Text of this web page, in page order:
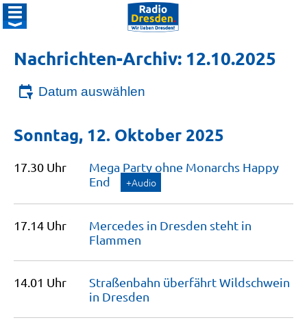
Nachrichten-Archiv: 12.10.2025
Datum auswählen
Sonntag, 12. Oktober 2025
17.30 Uhr
Mega Party ohne Monarchs Happy
End
+Audio
17.14 Uhr
Mercedes in Dresden steht in
Flammen
14.01 Uhr
Straßenbahn überfährt Wildschwein
in Dresden